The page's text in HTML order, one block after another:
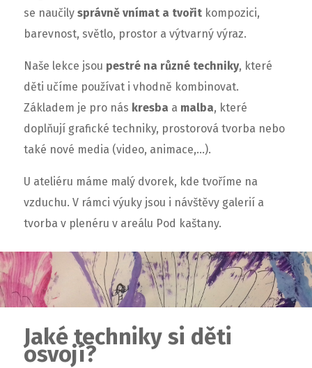
se naučilysprávně vnímat a tvořit kompozici,
barevnost, světlo, prostor a výtvarný výraz.
Naše lekce jsou pestré na různé techniky, které
děti učíme používat i vhodně kombinovat.
Základem je pro nás kresba a malba, které
doplňují grafické techniky, prostorová tvorba nebo
také nové media (video, animace,…).
U ateliéru máme malý dvorek, kde tvoříme na
vzduchu.V rámci výuky jsou i návštěvy galerií a
tvorba v plenéru v areálu Pod kaštany.
Jaké techniky si děti
osvojí?